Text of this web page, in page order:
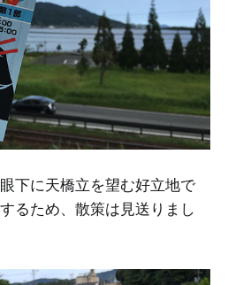
下に天橋立を望む好立地で
るため、散策は見送りまし